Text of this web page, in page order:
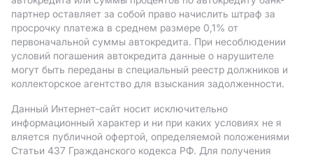
партнер оставляет за собой право начислить штраф за
просрочку платежа в среднем размере 0,1% от
первоначальной суммы автокредита. При несоблюдении
условий погашения автокредита данные о нарушителе
могут быть переданы в специальный реестр должников и
коллекторское агентство для взыскания задолженности.
Данный Интернет-сайт носит исключительно
информационный характер и ни при каких условиях не я
вляется публичной офертой, определяемой положениями
Статьи 437 Гражданского кодекса РФ. Для получения